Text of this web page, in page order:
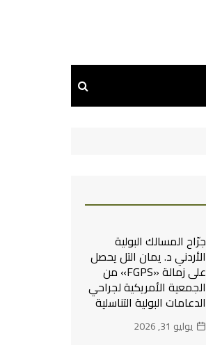
جرّاح المسالك البولية
الأردني د. يمان التل يحصل
على زمالة «FGPS» من
الجمعية الأمريكية لجراحي
الدعامات البولية التناسلية
يوليو 31, 2026